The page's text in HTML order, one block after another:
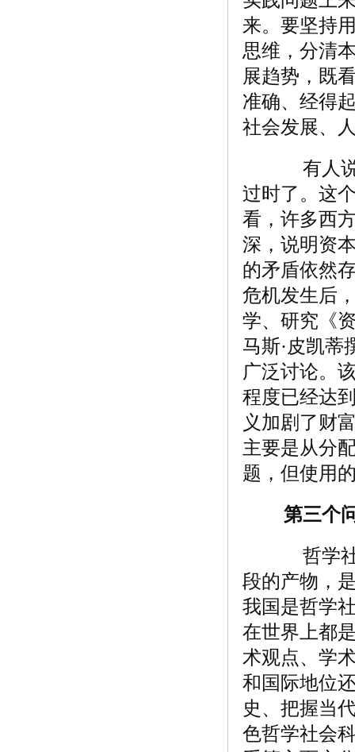
来。要坚持
思维，分清
展趋势，既
准确、经得
社会发展、
有人说
过时了。这
看，许多西
深，说明资
的矛盾依然
危机发生后
学、研究《
马斯·皮凯蒂
广泛讨论。
程度已经达
义加剧了财
主要是从分
题，但使用
第三个
哲学社
段的产物，
我国是哲学
在世界上都
术观点、学
和国际地位
史、把握当
色哲学社会